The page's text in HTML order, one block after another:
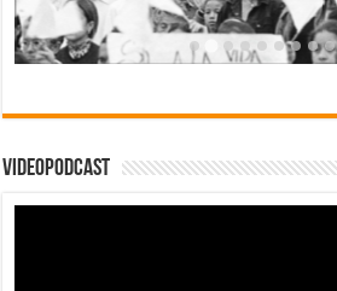
Videopodcast